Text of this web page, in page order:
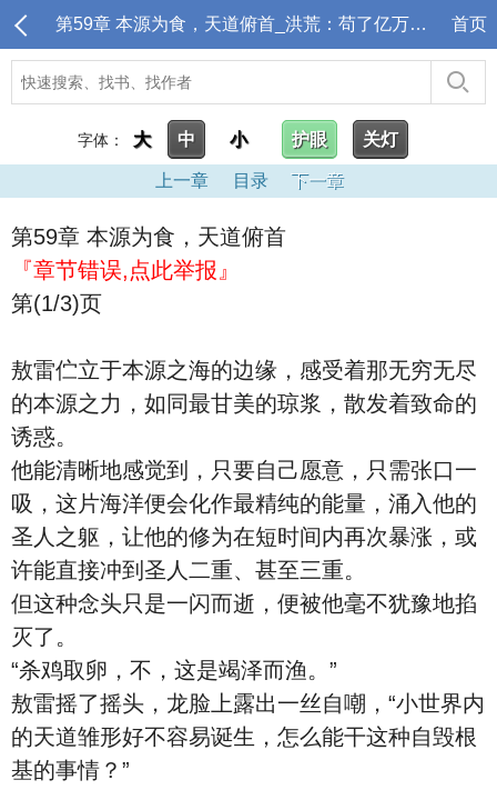
第59章 本源为食，天道俯首_洪荒：苟了亿万年，封神点名清算 首页
字体： 大 中 小 护眼 关灯
上一章 目录 下一章
第59章 本源为食，天道俯首
『章节错误,点此举报』
第(1/3)页
敖雷伫立于本源之海的边缘，感受着那无穷无尽
的本源之力，如同最甘美的琼浆，散发着致命的
诱惑。
他能清晰地感觉到，只要自己愿意，只需张口一
吸，这片海洋便会化作最精纯的能量，涌入他的
圣人之躯，让他的修为在短时间内再次暴涨，或
许能直接冲到圣人二重、甚至三重。
但这种念头只是一闪而逝，便被他毫不犹豫地掐
灭了。
“杀鸡取卵，不，这是竭泽而渔。”
敖雷摇了摇头，龙脸上露出一丝自嘲，“小世界内
的天道雏形好不容易诞生，怎么能干这种自毁根
基的事情？”